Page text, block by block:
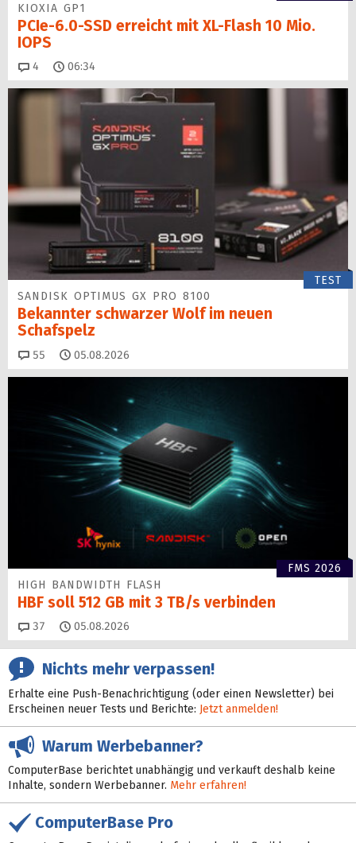
KIOXIA GP1
PCIe-6.0-SSD erreicht mit XL-Flash 10 Mio.
IOPS
4 Kommentare
06:34
TEST
SANDISK OPTIMUS GX PRO 8100
Bekannter schwarzer Wolf im neuen
Schafspelz
55 Kommentare
05.08.2026
FMS 2026
HIGH BANDWIDTH FLASH
HBF soll 512 GB mit 3 TB/s verbinden
37 Kommentare
05.08.2026
Nichts mehr verpassen!
Erhalte eine Push-Benachrichtigung (oder einen Newsletter) bei
Erscheinen neuer Tests und Berichte: Jetzt anmelden!
Warum Werbebanner?
ComputerBase berichtet unabhängig und verkauft deshalb keine
Inhalte, sondern Werbebanner. Mehr erfahren!
ComputerBase Pro